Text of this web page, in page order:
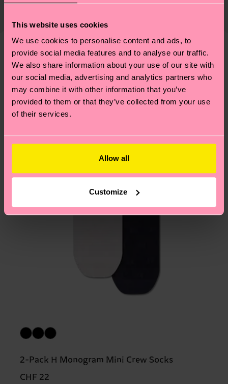
This website uses cookies
We use cookies to personalise content and ads, to
provide social media features and to analyse our traffic.
We also share information about your use of our site with
our social media, advertising and analytics partners who
may combine it with other information that you’ve
provided to them or that they’ve collected from your use
of their services.
Allow all
Customize
Genaue Information:
ARTIKEL 1:100% Polyester
ARTIKEL 2:100% Polyester
ARTIKEL 3:100% Recycled Polyester
ARTIKEL 4:100% Recycled Polyester
Lieferkette, die Reduzierung von Emissionen, die
findest du auf unsererNachhaltigkeitsseite.
findest duhier. Die Lieferzeit beginnt sobald
deine Bestellung versandt wurde. Bitte bedenke,
dass es sich hierbei um einen Richtwert handelt
und die genaue Lieferzeit von der lokalen Post in
deinem Land abhängt.
Du hast Fragen zu einer Retoure? In unserem
Hilfebereich im Artikel
Ähnliche muster
2-Pack H Monogram Mini Crew Socks
CHF 22